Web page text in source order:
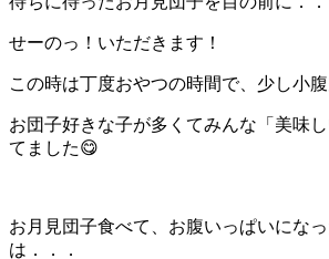
せーのっ！いただきます！
この時は丁度おやつの時間で、少し小
お団子好きな子が多くてみんな「美味
てました😋
お月見団子食べて、お腹いっぱいにな
は．．．